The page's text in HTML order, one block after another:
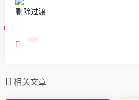
删除过渡
相关文章